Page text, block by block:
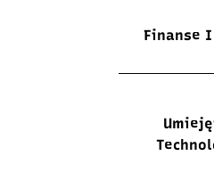
Finanse